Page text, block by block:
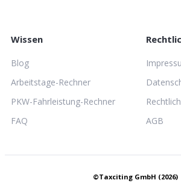
Wissen
Blog
Arbeitstage-Rechner
PKW-Fahrleistung-Rechner
FAQ
AGB
©Taxciting GmbH (2026)